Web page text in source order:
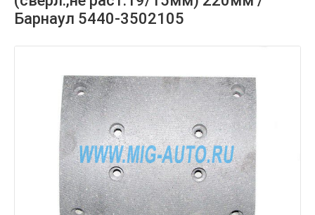
Барнаул 5440-3502105